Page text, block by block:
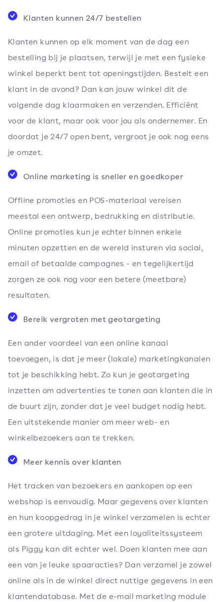
Klanten kunnen 24/7 bestellen
Klanten kunnen op elk moment van de dag een
bestelling bij je plaatsen, terwijl je met een fysieke
winkel beperkt bent tot openingstijden. Bestelt een
klant in de avond? Dan kan jouw winkel dit de
volgende dag klaarmaken en verzenden. Efficiënt
voor de klant, maar ook voor jou als ondernemer. En
doordat je 24/7 open bent, vergroot je ook nog eens
je omzet.
Online marketing is sneller en goedkoper
Offline promoties en POS-materiaal vereisen
meestal een ontwerp, bedrukking en distributie.
Online promoties kun je echter binnen enkele
minuten opzetten en de wereld insturen via social,
email of betaalde campagnes - en tegelijkertijd
zorgen ze ook nog voor een betere (meetbare)
resultaten.
Bereik vergroten met geotargeting
Een ander voordeel van een online kanaal
toevoegen, is dat je meer (lokale) marketingkanalen
tot je beschikking hebt. Zo kun je geotargeting
inzetten om advertenties te tonen aan klanten die in
de buurt zijn, zonder dat je veel budget nodig hebt.
Een uitstekende manier om meer web- en
winkelbezoekers aan te trekken.
Meer kennis over klanten
Het tracken van bezoekers en aankopen op een
webshop is eenvoudig. Maar gegevens over klanten
en hun koopgedrag in je winkel verzamelen is echter
een grotere uitdaging. Met een loyaliteitssysteem
als Piggy kan dit echter wel. Doen klanten mee aan
een van je leuke spaaracties? Dan verzamel je zowel
online als in de winkel direct nuttige gegevens in een
klantendatabase. Met de e-mail marketing module